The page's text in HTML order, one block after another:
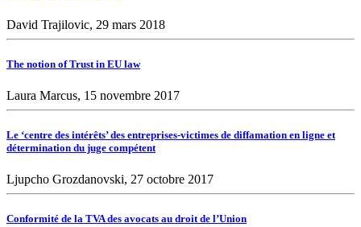
David Trajilovic, 29 mars 2018
The notion of Trust in EU law
Laura Marcus, 15 novembre 2017
Le ‘centre des intérêts’ des entreprises-victimes de diffamation en ligne et
détermination du juge compétent
Ljupcho Grozdanovski, 27 octobre 2017
Conformité de la TVA des avocats au droit de l’Union